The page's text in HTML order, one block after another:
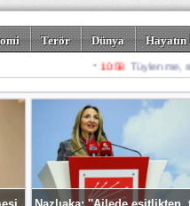
Terör Dünya
Spor Misafir